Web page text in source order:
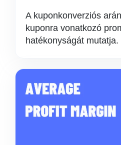
A kuponkonverziós
kuponra vonatkozó
hatékonyságát